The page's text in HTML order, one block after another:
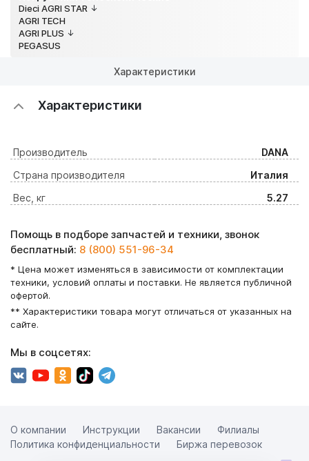
Dieci AGRI STAR
AGRI TECH
AGRI PLUS
PEGASUS
Характеристики
Характеристики
Производитель
DANA
Страна производителя
Италия
Вес, кг
5.27
Помощь в подборе запчастей и техники, звонок
бесплатный: 8 (800) 551-96-34
* Цена может изменяться в зависимости от комплектации
техники, условий оплаты и поставки. Не является публичной
офертой.
** Характеристики товара могут отличаться от указанных на
сайте.
Мы в соцсетях:
О компании Инструкции Вакансии
Филиалы
Политика конфиденциальности
Биржа перевозок